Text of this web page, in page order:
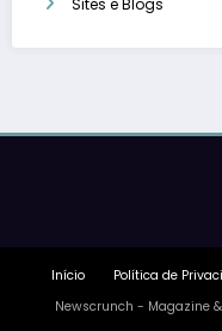
Início Política de
Newscrunch - Magazine